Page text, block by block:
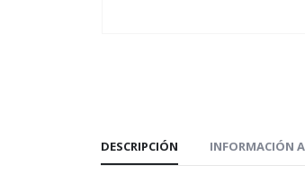
DESCRIPCIÓN INFORMACIÓN